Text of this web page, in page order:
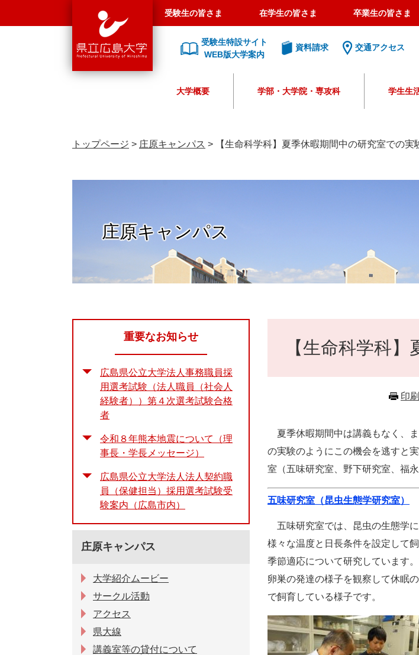
島
大
受験生の皆さま 在学生の皆さま 卒業生の皆さま
受験生特設サイト
WEB版大学案内
資料請求 交通アクセス
大学概要 学部・大学院・専攻科 学生生
トップページ > 庄原キャンパス > 【生命科学科】夏季休暇期間中の研究室での実
庄原キャンパス
【生命科学科
印
夏季休暇期間中は講義もなく、
の実験のようにこの機会を逃すと
室（五味研究室、野下研究室、福
五味研究室（昆虫生態学研究室）
五味研究室では、昆虫の生態学
様々な温度と日長条件を設定して
季節適応について研究しています
卵巣の発達の様子を観察して休眠
で飼育している様子です。
重要なお知らせ
広島県公立大学法人事務職員採
用選考試験（法人職員（社会人
経験者））第４次選考試験合格
者
令和８年熊本地震について（理
事長・学長メッセージ）
広島県公立大学法人法人契約職
員（保健担当）採用選考試験受
験案内（広島市内）
庄原キャンパス
大学紹介ムービー
サークル活動
アクセス
県大線
講義室等の貸付について